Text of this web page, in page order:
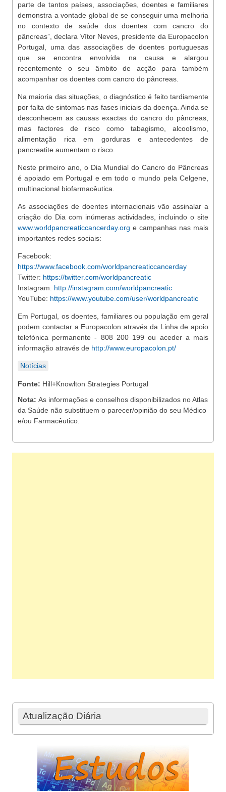
parte de tantos países, associações, doentes e familiares
demonstra a vontade global de se conseguir uma melhoria
no contexto de saúde dos doentes com cancro do
pâncreas”, declara Vítor Neves, presidente da Europacolon
Portugal, uma das associações de doentes portuguesas
que se encontra envolvida na causa e alargou
recentemente o seu âmbito de acção para também
acompanhar os doentes com cancro do pâncreas.
Na maioria das situações, o diagnóstico é feito tardiamente
por falta de sintomas nas fases iniciais da doença. Ainda se
desconhecem as causas exactas do cancro do pâncreas,
mas factores de risco como tabagismo, alcoolismo,
alimentação rica em gorduras e antecedentes de
pancreatite aumentam o risco.
Neste primeiro ano, o Dia Mundial do Cancro do Pâncreas
é apoiado em Portugal e em todo o mundo pela Celgene,
multinacional biofarmacêutica.
As associações de doentes internacionais vão assinalar a
criação do Dia com inúmeras actividades, incluindo o site
www.worldpancreaticcancerday.org e campanhas nas mais
importantes redes sociais:
Facebook:
https://www.facebook.com/worldpancreaticcancerday
Twitter: https://twitter.com/worldpancreatic
Instagram: http://instagram.com/worldpancreatic
YouTube: https://www.youtube.com/user/worldpancreatic
Em Portugal, os doentes, familiares ou população em geral
podem contactar a Europacolon através da Linha de apoio
telefónica permanente - 808 200 199 ou aceder a mais
informação através de http://www.europacolon.pt/
Notícias
Fonte: Hill+Knowlton Strategies Portugal
Nota: As informações e conselhos disponibilizados no Atlas
da Saúde não substituem o parecer/opinião do seu Médico
e/ou Farmacêutico.
Atualização Diária